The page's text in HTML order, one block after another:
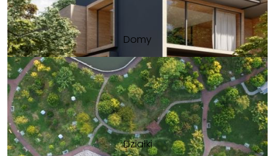
Domy
Działki